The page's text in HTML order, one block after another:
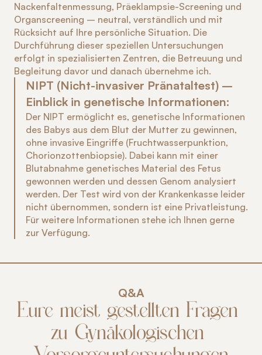
Nackenfaltenmessung, Präeklampsie-Screening und
Organscreening – neutral, verständlich und mit
Rücksicht auf Ihre persönliche Situation. Die
Durchführung dieser speziellen Untersuchungen
erfolgt in spezialisierten Zentren, die Betreuung und
Begleitung davor und danach übernehme ich.
NIPT (Nicht-invasiver Pränataltest) –
Einblick in genetische Informationen:
Der NIPT ermöglicht es, genetische Informationen
des Babys aus dem Blut der Mutter zu gewinnen,
ohne invasive Eingriffe (Fruchtwasserpunktion,
Chorionzottenbiopsie). Dabei kann mit einer
Blutabnahme genetisches Material des Fetus
gewonnen werden und dessen Genom analysiert
werden. Der Test wird von der Krankenkasse leider
nicht übernommen, sondern ist eine Privatleistung.
Für weitere Informationen stehe ich Ihnen gerne
zur Verfügung.
Q&A
Eure meist gestellten Fragen
zu Gynäkologischen